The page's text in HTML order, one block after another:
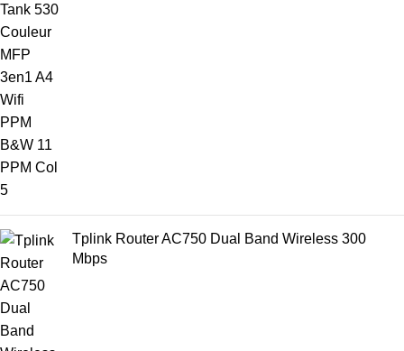
Tplink Router AC750 Dual Band Wireless 300
Mbps